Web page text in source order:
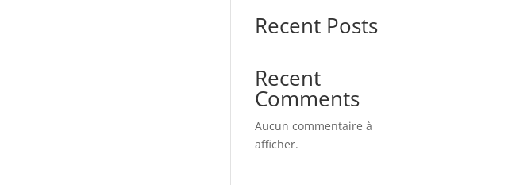
Recent Posts
Recent
Comments
Aucun commentaire à
afficher.